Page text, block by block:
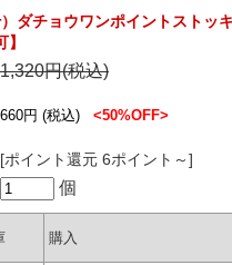
ダチョウワンポイントストッ
1,320円(税込)
660円 (税込) <50%OFF>
[ポイント還元 6ポイント～]
個
購入